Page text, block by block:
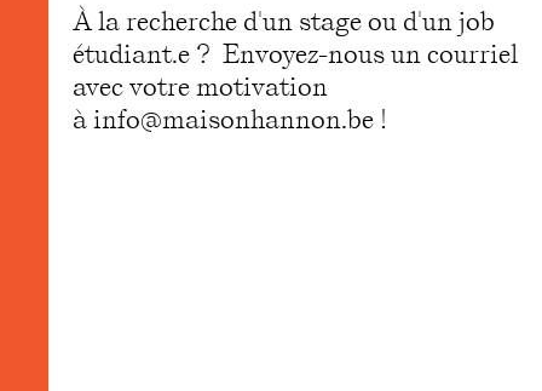
À la recherche d'un stage ou d'un job
étudiant.e ? Envoyez-nous un courriel
avec votre motivation
à info@maisonhannon.be !